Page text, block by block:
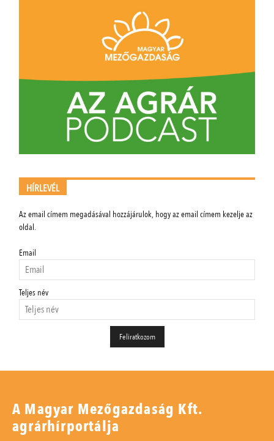
HÍRLEVÉL
Az email címem megadásával hozzájárulok, hogy az email címem kezelje az
oldal.
Email
Teljes név
A Magyar Mezőgazdaság Kft.
agrárhírportálja